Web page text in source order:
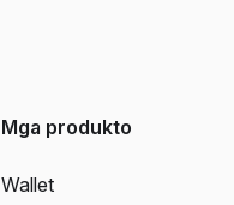
Mga produkto
Wallet